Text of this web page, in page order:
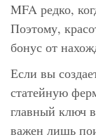
MFA редко,
Поэтому,
бонус от
Если вы
статейную
главный ключ
важен лишь